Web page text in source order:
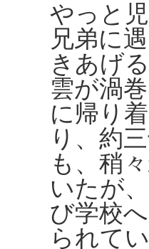
やっと
兄弟に
きあげ
雲が渦
に帰り
り、約
も、稍
いたが
び学校
られて